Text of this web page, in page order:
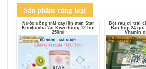
Sản phẩm cùng loại
Nước uống trái cây lên men Star
Kombucha Vải Kiwi thùng 12 lon
250ml
Bột rau củ trái cây Aojiru DX Nhật
Bản hộp 24
Vitamin